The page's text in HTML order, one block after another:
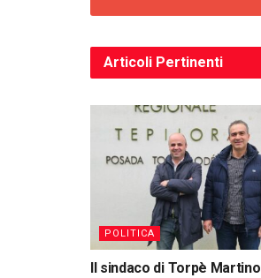
Articoli Pertinenti
POLITICA
Il sindaco di Torpè Martino